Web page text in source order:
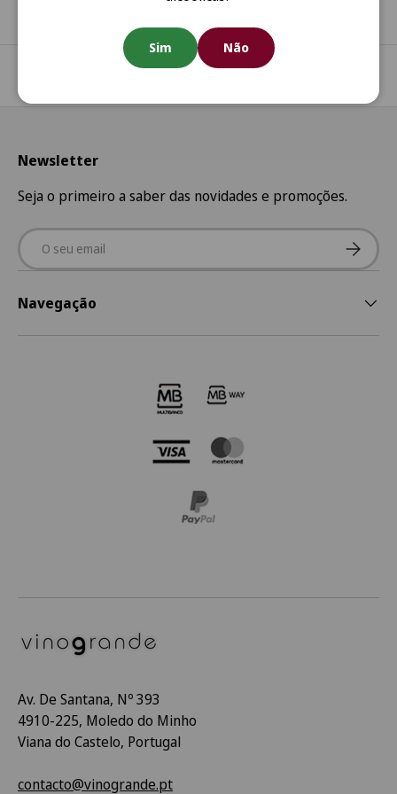
Sim Não
Newsletter
Seja o primeiro a saber das novidades e promoções.
Email
Navegação
Av. De Santana, Nº 393
4910-225, Moledo do Minho
Viana do Castelo, Portugal
contacto@vinogrande.pt